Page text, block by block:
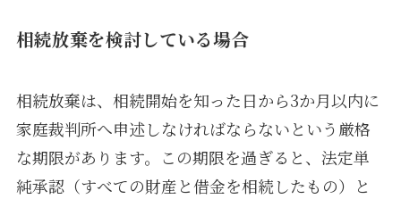
相続放棄を検討している場合
相続放棄は、相続開始を知った日から3か月以内に
家庭裁判所へ申述しなければならないという厳格
な期限があります。この期限を過ぎると、法定単
純承認（すべての財産と借金を相続したもの）と